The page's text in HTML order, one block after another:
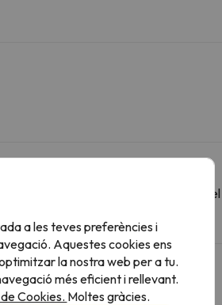
ens envieu un missatge a través del
a les teves preferències i
Aquestes cookies ens
la nostra web per a tu.
més eficient i rellevant.
Cookies. Moltes gràcies.